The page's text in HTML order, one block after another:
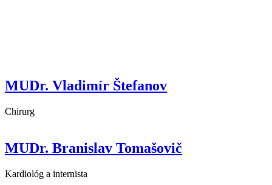
MUDr. Vladimír Štefanov
Chirurg
MUDr. Branislav Tomašovič
Kardiológ a internista